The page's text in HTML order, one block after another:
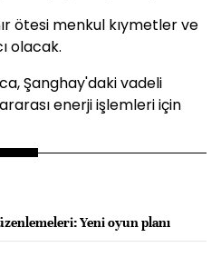
ötesi menkul kıymetler ve
olacak.
Şanghay'daki vadeli
enerji işlemleri için
Yeni oyun planı